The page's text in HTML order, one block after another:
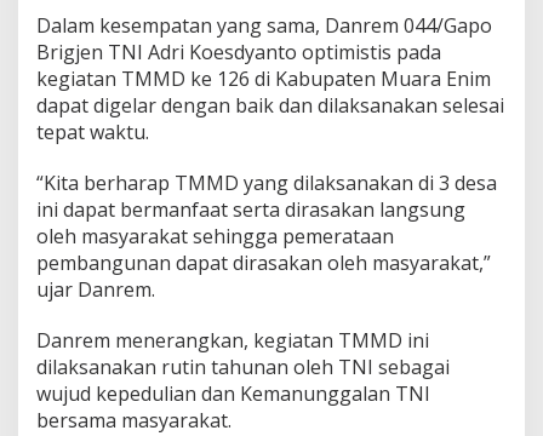
Dalam kesempatan yang sama, Danrem 044/Gapo
Brigjen TNI Adri Koesdyanto optimistis pada
kegiatan TMMD ke 126 di Kabupaten Muara Enim
dapat digelar dengan baik dan dilaksanakan selesai
tepat waktu.
“Kita berharap TMMD yang dilaksanakan di 3 desa
ini dapat bermanfaat serta dirasakan langsung
oleh masyarakat sehingga pemerataan
pembangunan dapat dirasakan oleh masyarakat,”
ujar Danrem.
Danrem menerangkan, kegiatan TMMD ini
dilaksanakan rutin tahunan oleh TNI sebagai
wujud kepedulian dan Kemanunggalan TNI
bersama masyarakat.